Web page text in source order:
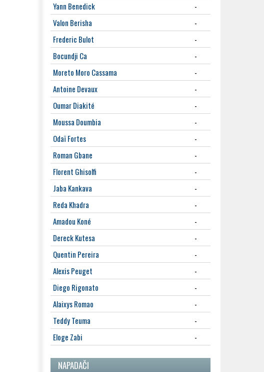
Yann Benedick
-
Valon Berisha
-
Frederic Bulot
-
Bocundji Ca
-
Moreto Moro Cassama
-
Antoine Devaux
-
Oumar Diakité
-
Moussa Doumbia
-
Odaï Fortes
-
Roman Gbane
-
Florent Ghisolfi
-
Jaba Kankava
-
Reda Khadra
-
Amadou Koné
-
Dereck Kutesa
-
Quentin Pereira
-
Alexis Peuget
-
Diego Rigonato
-
Alaixys Romao
-
Teddy Teuma
-
Eloge Zabi
-
NAPADAČI